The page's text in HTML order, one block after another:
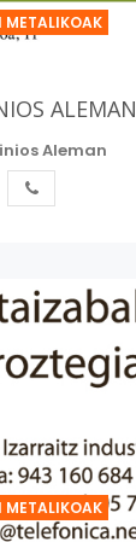
ALEMAN
Aleman